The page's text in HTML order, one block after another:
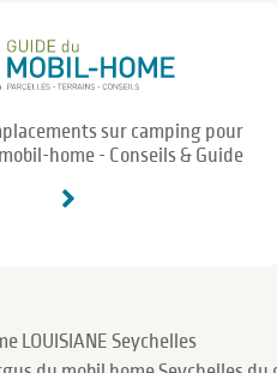
sur camping pour
home - Conseils & Guide
LOUISIANE Seychelles